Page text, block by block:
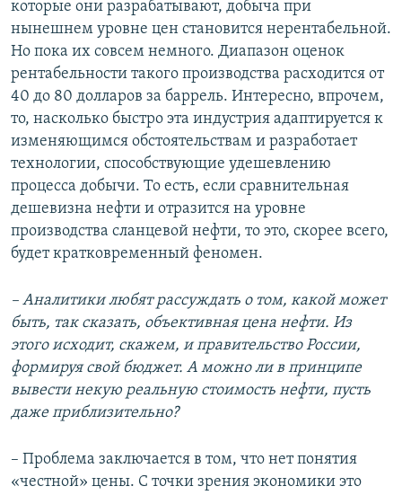
которые они разрабатывают, добыча при
нынешнем уровне цен становится нерентабельной.
Но пока их совсем немного. Диапазон оценок
рентабельности такого производства расходится от
40 до 80 долларов за баррель. Интересно, впрочем,
то, насколько быстро эта индустрия адаптируется к
изменяющимся обстоятельствам и разработает
технологии, способствующие удешевлению
процесса добычи. То есть, если сравнительная
дешевизна нефти и отразится на уровне
производства сланцевой нефти, то это, скорее всего,
будет кратковременный феномен.
– Аналитики любят рассуждать о том, какой может
быть, так сказать, объективная цена нефти. Из
этого исходит, скажем, и правительство России,
формируя свой бюджет. А можно ли в принципе
вывести некую реальную стоимость нефти, пусть
даже приблизительно?
– Проблема заключается в том, что нет понятия
«честной» цены. С точки зрения экономики это